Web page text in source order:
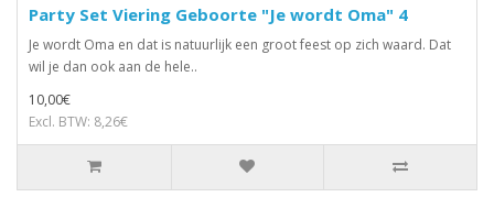
Party Set Viering Geboorte "Je wordt Oma" 4
Je wordt Oma en dat is natuurlijk een groot feest op zich waard. Dat
wil je dan ook aan de hele..
10,00€
Excl. BTW: 8,26€